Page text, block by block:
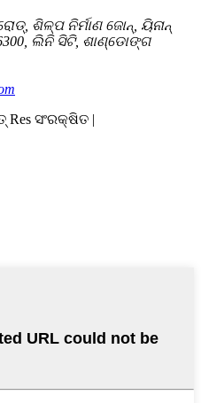
ଶିଳ୍ପ ନିର୍ମାଣ ଜୋନ୍, ୟିନାନ୍
ଲିନି ସିଟି, ଶାଣ୍ଡୋଙ୍ଗ
Res ସଂରକ୍ଷିତ |